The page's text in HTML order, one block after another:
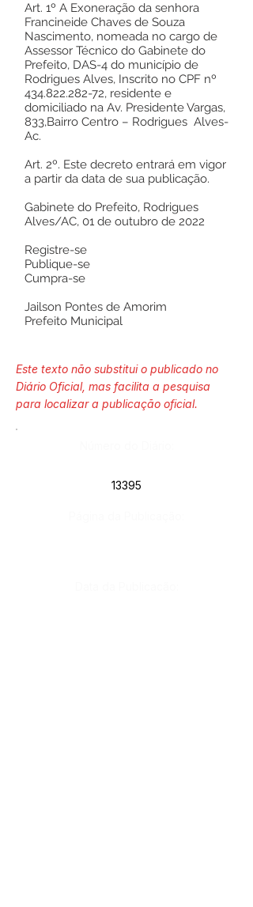
Art. 1º A Exoneração da senhora
Francineide Chaves de Souza
Nascimento, nomeada no cargo de
Assessor Técnico do Gabinete do
Prefeito, DAS-4 do município de
Rodrigues Alves, Inscrito no CPF nº
434.822.282-72, residente e
domiciliado na Av. Presidente Vargas,
833,Bairro Centro – Rodrigues Alves-
Ac.
Art. 2º. Este decreto entrará em vigor
a partir da data de sua publicação.
Gabinete do Prefeito, Rodrigues
Alves/AC, 01 de outubro de 2022
Registre-se
Publique-se
Cumpra-se
Jailson Pontes de Amorim
Prefeito Municipal
Este texto não substitui o publicado no
Diário Oficial, mas facilita a pesquisa
para localizar a publicação oficial.
13395